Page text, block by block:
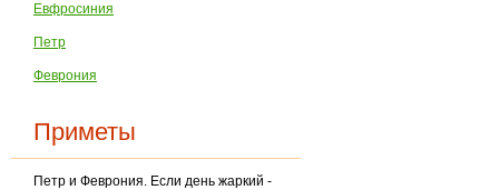
Евфросиния
Петр
Феврония
Приметы
Петр и Феврония. Если день жаркий -